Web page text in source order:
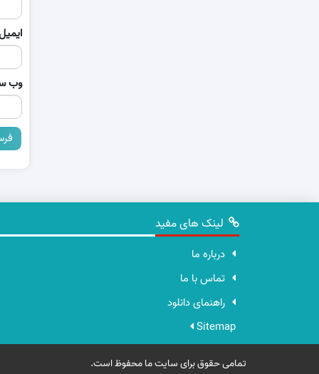
وب‌
لینک های مفید
درباره ما
تماس با ما
راهنمای دانلود
Sitemap
تمامی حقوق برای سایت ما محفوظ است.